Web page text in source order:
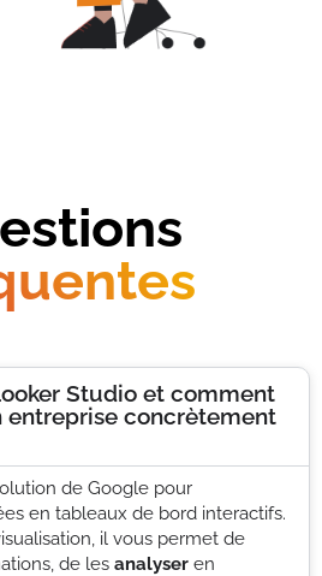
Studio et comment
concrètement
de Google pour
en tableaux de bord interactifs.
il vous permet de
de les analyser en